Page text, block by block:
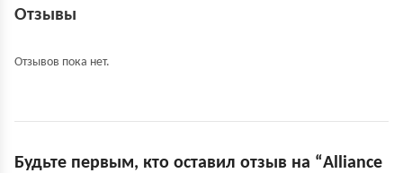
Отзывы
Отзывов пока нет.
Будьте первым, кто оставил отзыв на “Alliance